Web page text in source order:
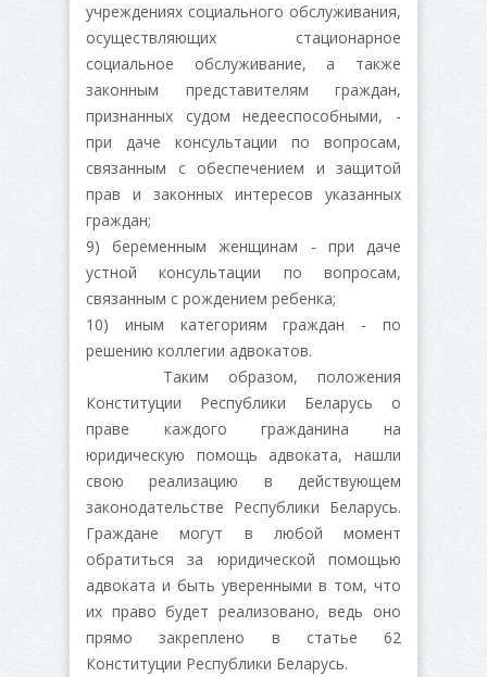
учреждениях социального обслуживания,
осуществляющих стационарное
социальное обслуживание, а также
законным представителям граждан,
признанных судом недееспособными, -
при даче консультации по вопросам,
связанным с обеспечением и защитой
прав и законных интересов указанных
граждан;
9) беременным женщинам - при даче
устной консультации по вопросам,
связанным с рождением ребенка;
10) иным категориям граждан - по
решению коллегии адвокатов.
Таким образом, положения
Конституции Республики Беларусь о
праве каждого гражданина на
юридическую помощь адвоката, нашли
свою реализацию в действующем
законодательстве Республики Беларусь.
Граждане могут в любой момент
обратиться за юридической помощью
адвоката и быть уверенными в том, что
их право будет реализовано, ведь оно
прямо закреплено в статье 62
Конституции Республики Беларусь.